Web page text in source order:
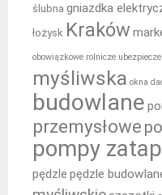
ślubna gniazdka
łożysk Kraków
obowiązkowe rolnicze
myśliwska okna
budowlane
przemysłowe
pompy
pędzle pędzle